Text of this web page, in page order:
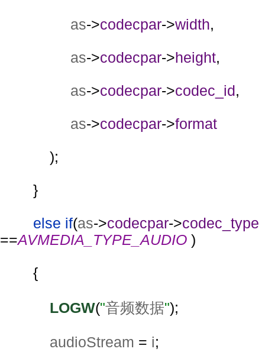
as->codecpar->width,
as->codecpar->height,
as->codecpar->codec_id ,
as->codecpar->format
);
}
else if(as->codecpar->
==AVMEDIA_TYPE_AUDIO )
{
LOGW("音频数据");
audioStream = i;